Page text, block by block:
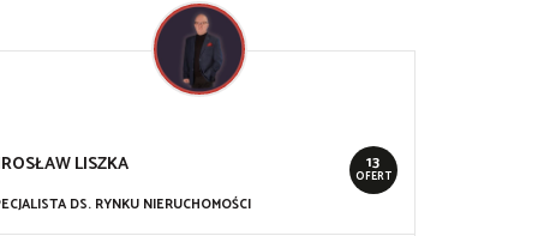
13
OFERT
LISZKA
DS. RYNKU NIERUCHOMOŚCI